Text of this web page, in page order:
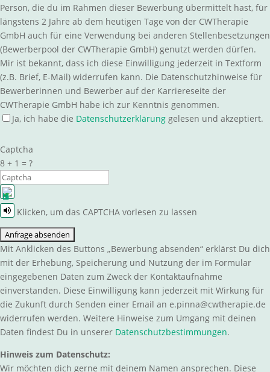
Person, die du im Rahmen dieser Bewerbung übermittelt hast, für
längstens 2 Jahre ab dem heutigen Tage von der CWTherapie
GmbH auch für eine Verwendung bei anderen Stellenbesetzungen
(Bewerberpool der CWTherapie GmbH) genutzt werden dürfen.
Mir ist bekannt, dass ich diese Einwilligung jederzeit in Textform
(z.B. Brief, E-Mail) widerrufen kann. Die Datenschutzhinweise für
Bewerberinnen und Bewerber auf der Karriereseite der
CWTherapie GmbH habe ich zur Kenntnis genommen.
Ja, ich habe die Datenschutzerklärung gelesen und akzeptiert.
Captcha
8 + 1 = ?
Klicken, um das CAPTCHA vorlesen zu lassen
Dieses
CAPTCHA
hilft
sicherzustellen,
dass
du
ein
Mensch
bist.
Bitte
gib
Mit Anklicken des Buttons „Bewerbung absenden“ erklärst Du dich
mit der Erhebung, Speicherung und Nutzung der im Formular
eingegebenen Daten zum Zweck der Kontaktaufnahme
einverstanden. Diese Einwilligung kann jederzeit mit Wirkung für
die Zukunft durch Senden einer Email an e.pinna@cwtherapie.de
widerrufen werden. Weitere Hinweise zum Umgang mit deinen
Daten findest Du in unserer Datenschutzbestimmungen.
Hinweis zum Datenschutz:
Wir möchten dich gerne mit deinem Namen ansprechen. Diese